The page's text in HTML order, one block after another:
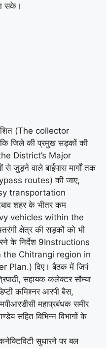
सके।
(The collector
जिले की प्रमुख सड़कों की
District’s Major
जुड़ने वाले बाईपास मार्गों तक
routes) की जाए,
transportation
शहर के भीतर कम
vehicles within the
क्षेत्र की सड़कों को भी
के निर्देश 9Instructions
Chitrangi region in
Plan.) दिए। बैठक में जिपं
सहायक कलेक्टर सौम्या
कमिश्नर आरपी बैस,
महाप्रबंधक समीर
सहित विभिन्न विभागों के
सुधारने पर बल